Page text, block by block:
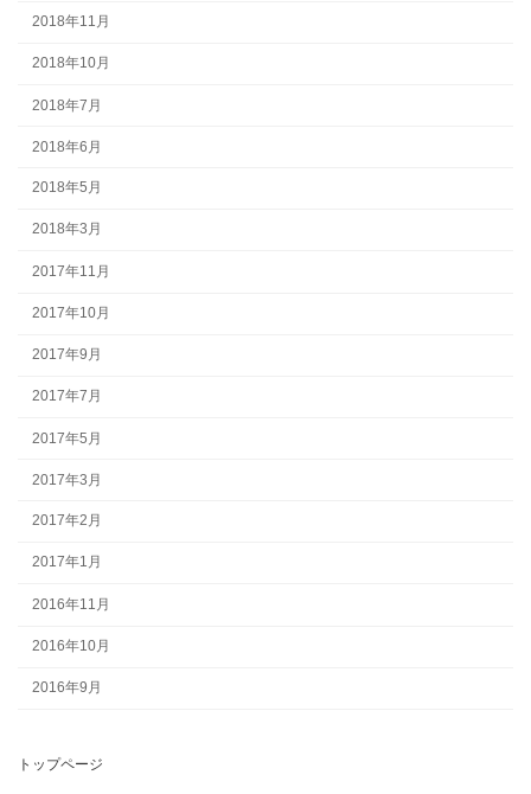
2018年11月
2018年10月
2018年7月
2018年6月
2018年5月
2018年3月
2017年11月
2017年10月
2017年9月
2017年7月
2017年5月
2017年3月
2017年2月
2017年1月
2016年11月
2016年10月
2016年9月
トップページ